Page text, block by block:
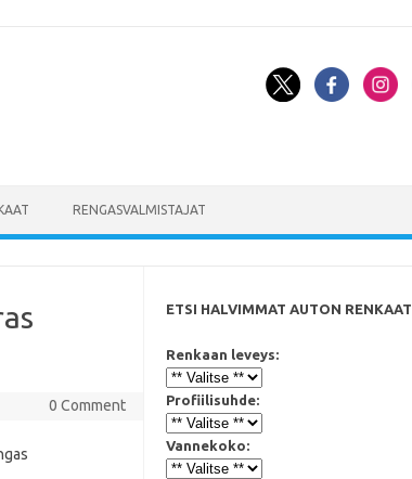
RENGASVALMISTAJAT
0 Comment
ETSI HALVIMMAT AUTON RENKAAT
Renkaan leveys:
Profiilisuhde:
Vannekoko: